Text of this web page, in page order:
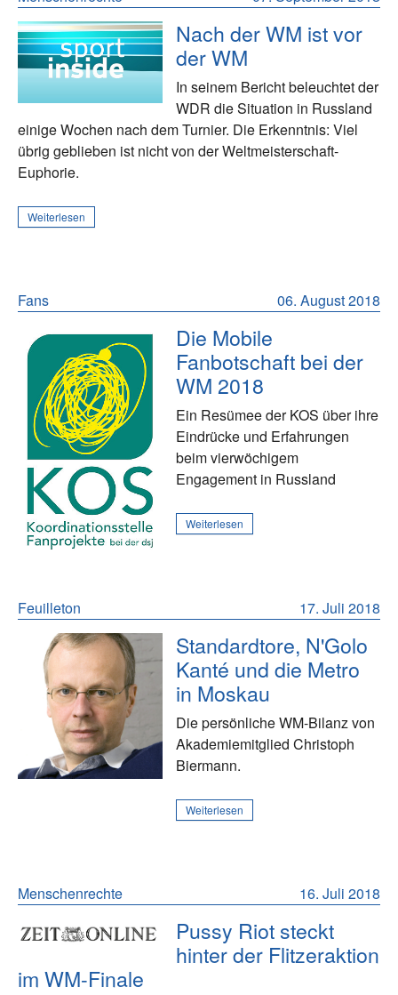
Nach der WM ist vor
der WM
In seinem Bericht beleuchtet der
WDR die Situation in Russland
einige Wochen nach dem Turnier. Die Erkenntnis: Viel
übrig geblieben ist nicht von der Weltmeisterschaft-
Euphorie.
Weiterlesen
06. August 2018
Fans
Die Mobile
Fanbotschaft bei der
WM 2018
Ein Resümee der KOS über ihre
Eindrücke und Erfahrungen
beim vierwöchigem
Engagement in Russland
Weiterlesen
17. Juli 2018
Feuilleton
Standardtore, N'Golo
Kanté und die Metro
in Moskau
Die persönliche WM-Bilanz von
Akademiemitglied Christoph
Biermann.
Weiterlesen
16. Juli 2018
Menschenrechte
Pussy Riot steckt
hinter der Flitzeraktion
im WM-Finale